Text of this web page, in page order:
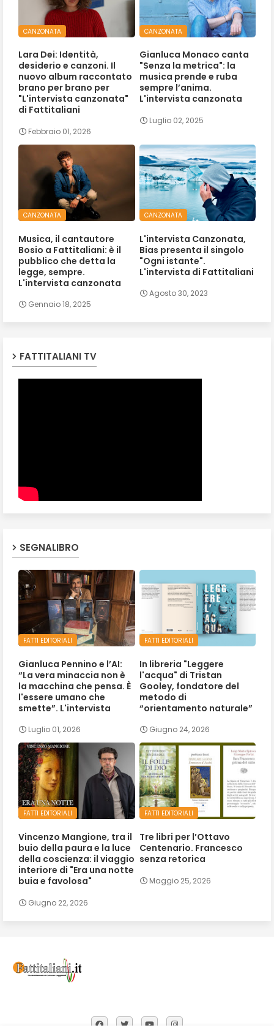
CANZONATA
Lara Dei: Identità,
desiderio e canzoni. Il
nuovo album raccontato
brano per brano per
"L'intervista canzonata"
di Fattitaliani
Febbraio 01, 2026
CANZONATA
Gianluca Monaco canta
"Senza la metrica": la
musica prende e ruba
sempre l’anima.
L'intervista canzonata
Luglio 02, 2025
CANZONATA
Musica, il cantautore
Bosio a Fattitaliani: è il
pubblico che detta la
legge, sempre.
L'intervista canzonata
Gennaio 18, 2025
CANZONATA
L'intervista Canzonata,
Bias presenta il singolo
"Ogni istante".
L'intervista di Fattitaliani
Agosto 30, 2023
FATTITALIANI TV
SEGNALIBRO
FATTI EDITORIALI
Gianluca Pennino e l’AI:
“La vera minaccia non è
la macchina che pensa. È
l'essere umano che
smette”. L'intervista
Luglio 01, 2026
FATTI EDITORIALI
In libreria "Leggere
l'acqua" di Tristan
Gooley, fondatore del
metodo di
“orientamento naturale”
Giugno 24, 2026
FATTI EDITORIALI
Vincenzo Mangione, tra il
buio della paura e la luce
della coscienza: il viaggio
interiore di "Era una notte
buia e favolosa"
Giugno 22, 2026
FATTI EDITORIALI
Tre libri per l’Ottavo
Centenario. Francesco
senza retorica
Maggio 25, 2026